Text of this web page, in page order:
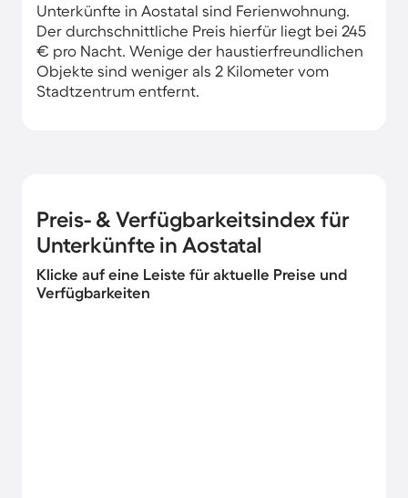
Unterkünfte in Aostatal sind Ferienwohnung.
Der durchschnittliche Preis hierfür liegt bei 245
€ pro Nacht. Wenige der haustierfreundlichen
Objekte sind weniger als 2 Kilometer vom
Stadtzentrum entfernt.
Preis- & Verfügbarkeitsindex für
Unterkünfte in Aostatal
Klicke auf eine Leiste für aktuelle Preise und
Verfügbarkeiten